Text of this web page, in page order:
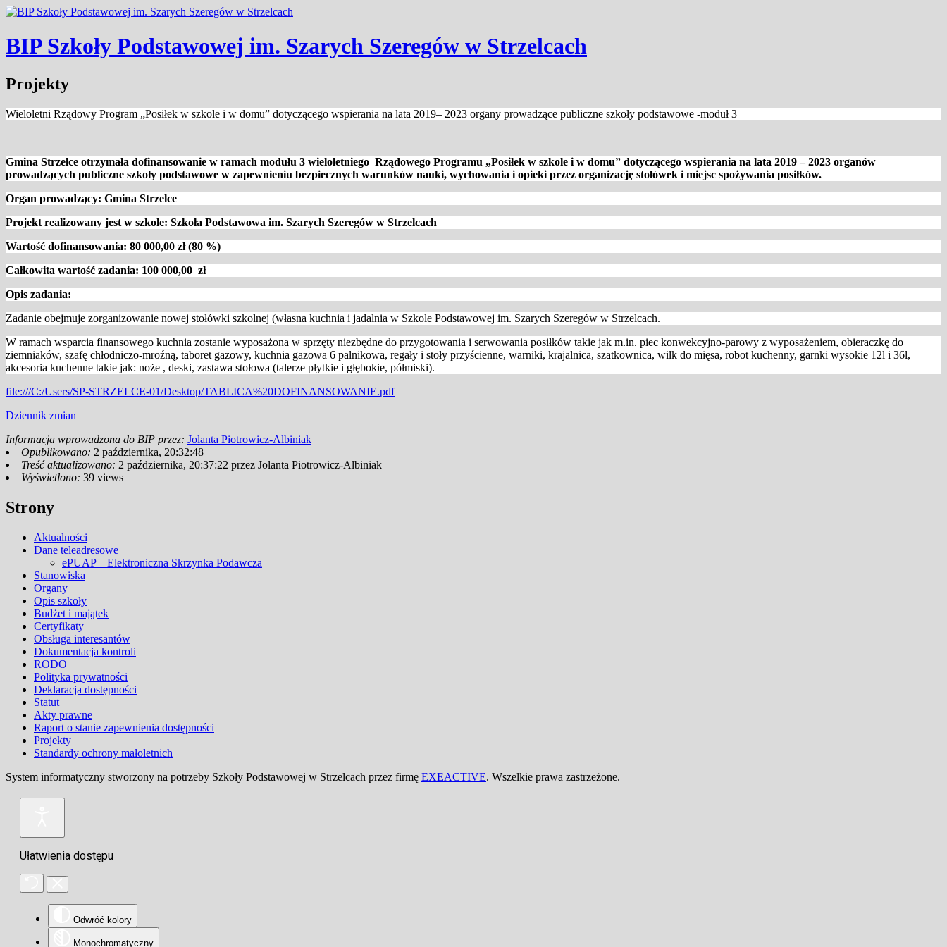
BIP Szkoły Podstawowej im. Szarych Szeregów w Strzelcach
Projekty
Wieloletni Rządowy Program „Posiłek w szkole i w domu” dotyczącego wspierania na lata 2019– 2023 organy prowadzące publiczne szkoły podstawowe -moduł 3
Gmina Strzelce otrzymała dofinansowanie w ramach modułu 3 wieloletniego Rządowego Programu „Posiłek w szkole i w domu” dotyczącego wspierania na lata 2019 – 2023 organów
prowadzących publiczne szkoły podstawowe w zapewnieniu bezpiecznych warunków nauki, wychowania i opieki przez organizację stołówek i miejsc spożywania posiłków.
Organ prowadzący: Gmina Strzelce
Projekt realizowany jest w szkole: Szkoła Podstawowa im. Szarych Szeregów w Strzelcach
Wartość dofinansowania: 80 000,00 zł (80 %)
Całkowita wartość zadania: 100 000,00 zł
Opis zadania:
Zadanie obejmuje zorganizowanie nowej stołówki szkolnej (własna kuchnia i jadalnia w Szkole Podstawowej im. Szarych Szeregów w Strzelcach.
W ramach wsparcia finansowego kuchnia zostanie wyposażona w sprzęty niezbędne do przygotowania i serwowania posiłków takie jak m.in. piec konwekcyjno-parowy z wyposażeniem, obieraczkę do
ziemniaków, szafę chłodniczo-mroźną, taboret gazowy, kuchnia gazowa 6 palnikowa, regały i stoły przyścienne, warniki, krajalnica, szatkownica, wilk do mięsa, robot kuchenny, garnki wysokie 12l i 36l,
akcesoria kuchenne takie jak: noże , deski, zastawa stołowa (talerze płytkie i głębokie, półmiski).
file:///C:/Users/SP-STRZELCE-01/Desktop/TABLICA%20DOFINANSOWANIE.pdf
Dziennik zmian
Informacja wprowadzona do BIP przez: Jolanta Piotrowicz-Albiniak
Opublikowano: 2 października, 20:32:48
Treść aktualizowano: 2 października, 20:37:22 przez Jolanta Piotrowicz-Albiniak
Wyświetlono: 39 views
Strony
Aktualności
Dane teleadresowe
ePUAP – Elektroniczna Skrzynka Podawcza
Stanowiska
Organy
Opis szkoły
Budżet i majątek
Certyfikaty
Obsługa interesantów
Dokumentacja kontroli
RODO
Polityka prywatności
Deklaracja dostępności
Statut
Akty prawne
Raport o stanie zapewnienia dostępności
Projekty
Standardy ochrony małoletnich
System informatyczny stworzony na potrzeby Szkoły Podstawowej w Strzelcach przez firmę EXEACTIVE. Wszelkie prawa zastrzeżone.
Ułatwienia dostępu
Odwróć kolory
Monochromatyczny